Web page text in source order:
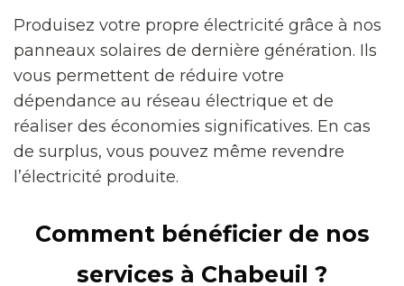
Produisez votre propre électricité grâce à nos
panneaux solaires de dernière génération. Ils
vous permettent de réduire votre
dépendance au réseau électrique et de
réaliser des économies significatives. En cas
de surplus, vous pouvez même revendre
l’électricité produite.
Comment bénéficier de nos
services à Chabeuil ?